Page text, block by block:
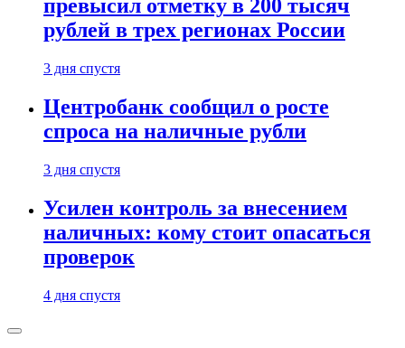
превысил отметку в 200 тысяч
рублей в трех регионах России
3 дня спустя
Центробанк сообщил о росте
спроса на наличные рубли
3 дня спустя
Усилен контроль за внесением
наличных: кому стоит опасаться
проверок
4 дня спустя